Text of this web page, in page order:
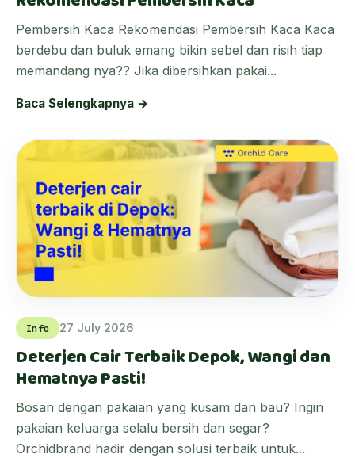
Pembersih Kaca Rekomendasi Pembersih Kaca Kaca
berdebu dan buluk emang bikin sebel dan risih tiap
memandang nya?? Jika dibersihkan pakai...
Baca Selengkapnya →
Info 27 July 2026
Deterjen Cair Terbaik Depok, Wangi dan
Hematnya Pasti!
Bosan dengan pakaian yang kusam dan bau? Ingin
pakaian keluarga selalu bersih dan segar?
Orchidbrand hadir dengan solusi terbaik untuk...